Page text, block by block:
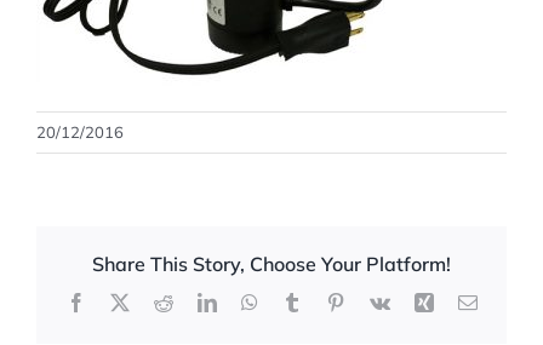
20/12/2016
Share This Story, Choose Your Platform!
Facebook
X RedditLinkedInWhatsApp
TumblrPinterest
Vk Xing Correo